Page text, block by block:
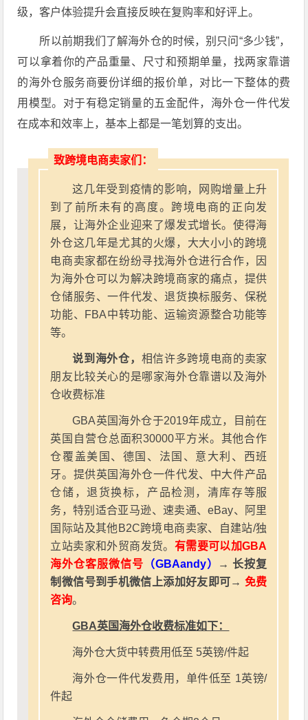
级，客户体验提升会直接反映在复购率和好评上。
所以前期我们了解海外仓的时候，别只问“多少钱”，
可以拿着你的产品重量、尺寸和预期单量，找两家靠谱
的海外仓服务商要份详细的报价单，对比一下整体的费
用模型。对于有稳定销量的五金配件，海外仓一件代发
在成本和效率上，基本上都是一笔划算的支出。
致跨境电商卖家们：
这几年受到疫情的影响，网购增量上升
到了前所未有的高度。跨境电商的正向发
展，让海外企业迎来了爆发式增长。使得海
外仓这几年是尤其的火爆，大大小小的跨境
电商卖家都在纷纷寻找海外仓进行合作，因
为海外仓可以为解决跨境商家的痛点，提供
仓储服务、一件代发、退货换标服务、保税
功能、FBA中转功能、运输资源整合功能等
等。
说到海外仓， 相信许多跨境电商的卖家
朋友比较关心的是哪家海外仓靠谱以及海外
仓收费标准
GBA英国海外仓于2019年成立，目前在
英国自营仓总面积30000平方米。其他合作
仓覆盖美国、德国、法国、意大利、西班
牙。提供英国海外仓一件代发、中大件产品
仓储，退货换标，产品检测，清库存等服
务，特别适合亚马逊、速卖通、eBay、阿里
国际站及其他B2C跨境电商卖家、自建站/独
立站卖家和外贸商发货。 有需要可以加GBA
海外仓客服微信号 （GBAandy）
→ 长按复
制微信号到手机微信上添加好友即可→ 免费
咨询。
GBA英国海外仓收费标准如下：
海外仓大货中转费用低至 5英镑/件起
海外仓一件代发费用，单件低至 1英镑/
件起